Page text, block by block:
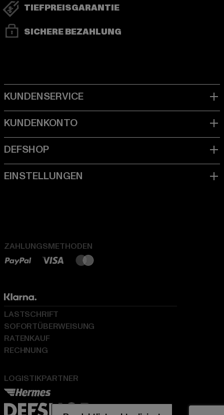
TIEFPREISGARANTIE
SICHERE BEZAHLUNG
ZAHLUNGSMETHODEN
LOGISTIKPARTNER
LASTSCHRIFT
SOFORTÜBERWEISUNG
RATENKAUF
RECHNUNG